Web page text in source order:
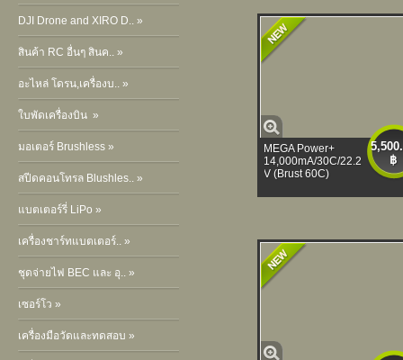
DJI Drone and XIRO D.. »
สินค้า RC อื่นๆ สินค.. »
อะไหล่ โดรน,เครื่องบ.. »
ใบพัดเครื่องบิน »
มอเตอร์ Brushless »
สปีดคอนโทรล Blushles.. »
แบตเตอร์รี่ LiPo »
เครื่องชาร์ทแบตเตอร์.. »
ชุดจ่ายไฟ BEC และ อุ.. »
เซอร์โว »
เครื่องมือวัดและทดสอบ »
฿
MEGA Power+
14,000mA/30C/22.2
V (Brust 60C)